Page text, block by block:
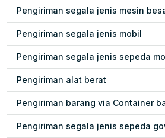
Pengiriman segala jenis mesin
Pengiriman segala jenis mobil
Pengiriman segala jenis sepeda
Pengiriman alat berat
Pengiriman barang via Container
Pengiriman segala jenis sepeda